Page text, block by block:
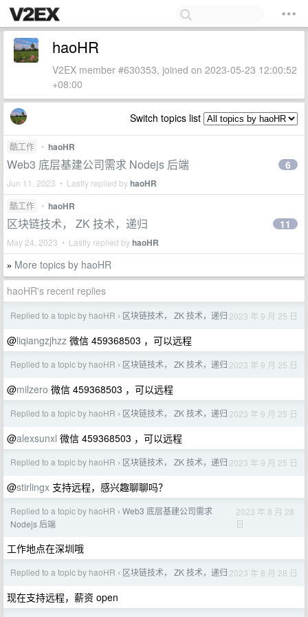
haoHR
V2EX member #630353, joined on 2023-05-23 12:00:52
+08:00
Switch topics list
酷工作 • haoHR
Web3 底层基建公司需求 Nodejs 后端
Jun 11, 2023 • Lastly replied byhaoHR
6
酷工作 • haoHR
区块链技术， ZK 技术，递归
May 24, 2023 • Lastly replied byhaoHR
11
» More topics by haoHR
haoHR's recent replies
Replied to a topic by haoHR › 区块链技术， ZK 技术，递归 2023 年 9 月 25 日
@liqiangzjhzz 微信 459368503 ，可以远程
Replied to a topic by haoHR › 区块链技术， ZK 技术，递归 2023 年 9 月 25 日
@milzero 微信 459368503 ，可以远程
Replied to a topic by haoHR › 区块链技术， ZK 技术，递归 2023 年 9 月 25 日
@alexsunxl 微信 459368503 ，可以远程
Replied to a topic by haoHR › 区块链技术， ZK 技术，递归 2023 年 9 月 25 日
@stirlingx 支持远程，感兴趣聊聊吗？
Replied to a topic by haoHR › Web3 底层基建公司需求
Nodejs 后端
2023 年 8 月 28
日
工作地点在深圳哦
Replied to a topic by haoHR › 区块链技术， ZK 技术，递归 2023 年 8 月 28 日
现在支持远程，薪资 open